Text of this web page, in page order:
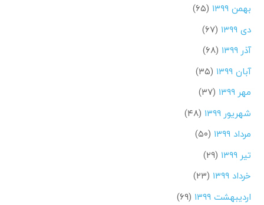
بهمن ۱۳۹۹
(۶۵)
دی ۱۳۹۹
(۶۷)
آذر ۱۳۹۹
(۶۸)
آبان ۱۳۹۹
(۳۵)
مهر ۱۳۹۹
(۳۷)
شهریور ۱۳۹۹
(۴۸)
مرداد ۱۳۹۹
(۵۰)
تیر ۱۳۹۹
(۲۹)
خرداد ۱۳۹۹
(۲۳)
اردیبهشت ۱۳۹۹
(۶۹)